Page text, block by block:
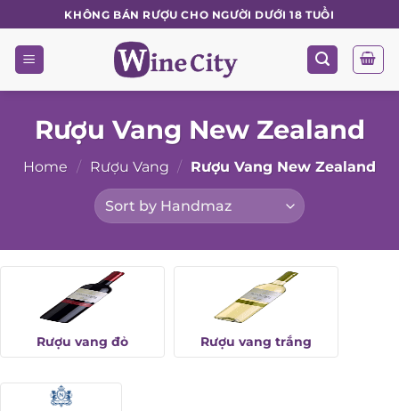
to
content
KHÔNG BÁN RƯỢU CHO NGƯỜI DƯỚI 18 TUỔI
Rượu Vang New Zealand
Home / Rượu Vang / Rượu Vang New Zealand
Rượu vang đỏ Rượu vang trắng